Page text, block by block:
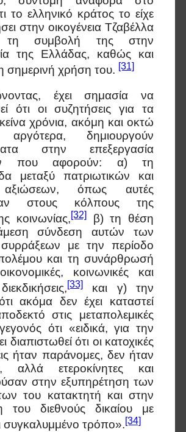
το ελληνικό κράτος το είχε
στην οικογένεια Τζαβέλλα
τη συμβολή της στην
της Ελλάδας, καθώς και
η σημερινή χρήση του. [31]
έχει σημασία να
ότι οι συζητήσεις για τα
χρόνια, ακόμη και οκτώ
αργότερα, δημιουργούν
στην επεξεργασία
που αφορούν: α) τη
μεταξύ πατριωτικών και
αξιώσεων, όπως αυτές
στους κόλπους της
κοινωνίας,[32]β) τη θέση
σύνδεση αυτών των
με την περίοδο
και τη συνάρθρωσή
κοινωνικές και
[33]και γ) την
ακόμα δεν έχει καταστεί
στις μεταπολεμικές
ότι «ειδικά, για την
διαπιστωθεί ότι οι κατοχικές
ήταν παράνομες, δεν ήταν
αλλά ετεροκίνητες και
στην εξυπηρέτηση των
του κατακτητή και στην
του διεθνούς δικαίου με
συγκαλυμμένο τρόπο».[34]